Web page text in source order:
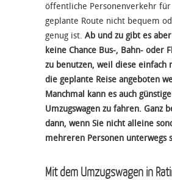
öffentliche Personenverkehr
geplante Route nicht bequem
genug ist. Ab und zu gibt es
keine Chance Bus-, Bahn- oder
zu benutzen, weil diese einfach
die geplante Reise angeboten
Manchmal kann es auch
Umzugswagen zu fahren. Ganz
dann, wenn Sie nicht alleine
mehreren Personen unterwegs
Mit dem Umzugswagen in